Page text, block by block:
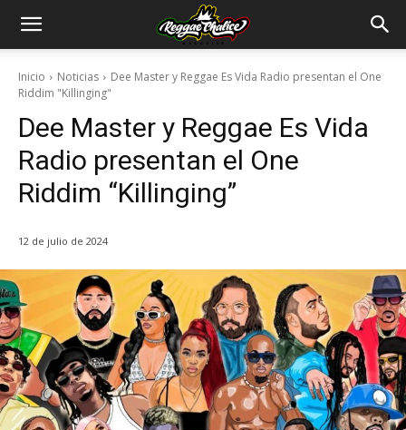
Inicio Noticias
Dee Master y Reggae Es Vida Radio presentan el One
Riddim "Killinging"
Dee Master y Reggae Es Vida
Radio presentan el One
Riddim “Killinging”
12 de julio de 2024